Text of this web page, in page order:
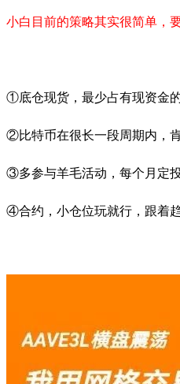
小白目前的策略其实很简单，
①底仓现货，最少占有现资金
②比特币在很长一段周期内，
③多参与羊毛活动，每个月定
④合约，小仓位玩就行，跟着